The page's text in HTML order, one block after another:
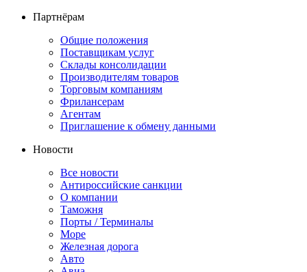
Партнёрам
Общие положения
Поставщикам услуг
Склады консолидации
Производителям товаров
Торговым компаниям
Фрилансерам
Агентам
Приглашение к обмену данными
Новости
Все новости
Антироссийские санкции
О компании
Таможня
Порты / Терминалы
Море
Железная дорога
Авто